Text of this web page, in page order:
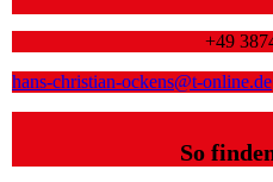
+49
hans-christian-ockens@t-online.de
So